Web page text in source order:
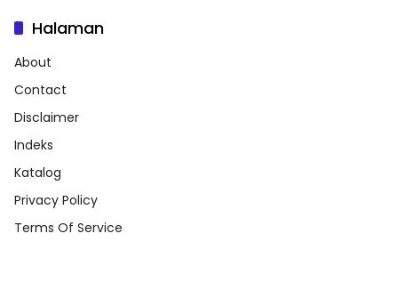
Halaman
About
Contact
Disclaimer
Indeks
Katalog
Privacy Policy
Terms Of Service